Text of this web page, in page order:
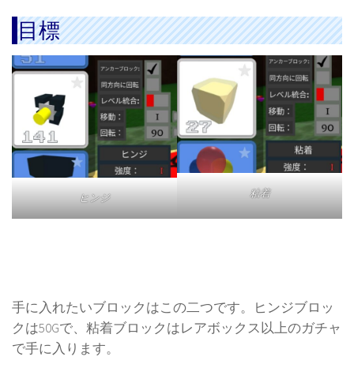
目標
ヒンジ 粘着
手に入れたいブロックはこの二つです。ヒンジブロッ
クは50Gで、粘着ブロックはレアボックス以上のガチャ
で手に入ります。